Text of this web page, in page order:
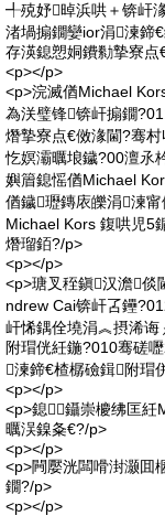
╃殑妤晫浜哄＋锛屽
渚堝搧鐗孌ior涓湅鍗
存渶鎴愬姛鐨勬摯寮点
<p></p>
<p>浣滅偤Michael
為浂璧锋锛屽搧鐗
熸摯寮点€傚湪閫?骞
忔嫇灞曞埌鐬?00澶氶
嬩篃鎴愮偤Michael
偤鐬瓑鏄庡皪涓湅
Michael Kors 鍑哄児5
熸瑠銆?/p>
<p></p>
<p>瑭叉秷鎭汉澹倓
ndrew Cai锛屽叾鑸
屽悕鍝佺墝涓︽摂浠
附瑁侊紝鍦?010骞磋
湅鍗€楂樼礆鍓附瑁
<p></p>
<p>鎴鑷崇櫦绋匡紝
曞洖鎳夈€?/p>
<p></p>
<p>闁嬮洸闆嗗湗灏囬
鐗?/p>
<p></p>